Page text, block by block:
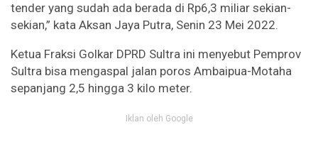
tender yang sudah ada berada di Rp6,3 miliar sekian-
sekian,” kata Aksan Jaya Putra, Senin 23 Mei 2022.
Ketua Fraksi Golkar DPRD Sultra ini menyebut Pemprov
Sultra bisa mengaspal jalan poros Ambaipua-Motaha
sepanjang 2,5 hingga 3 kilo meter.
Iklan oleh Google